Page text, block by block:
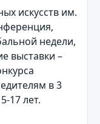
искусств им.
недели,
выставки –
в 3
17 лет.